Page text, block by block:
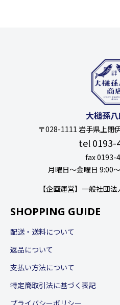
大槌孫
〒028-1111 岩手県上閉
tel 0193-
fax 0193-
月曜日〜金曜日 9:00
【企画運営】一般社団
SHOPPING GUIDE
配送・送料について
返品について
支払い方法について
特定商取引法に基づく表記